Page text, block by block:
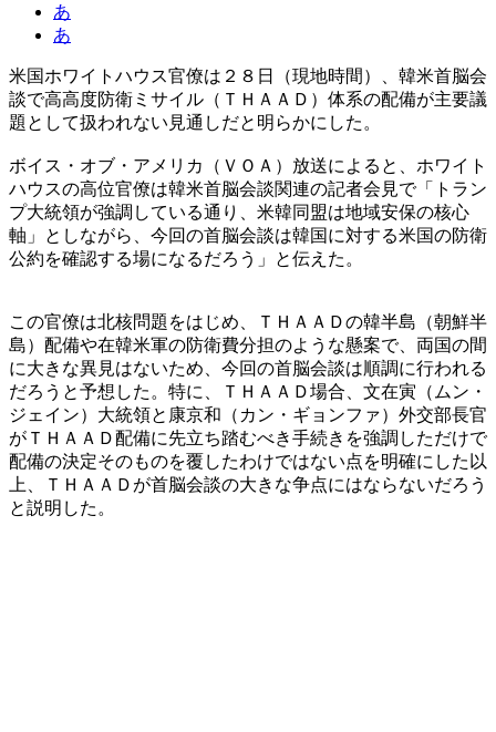
あ
あ
米国ホワイトハウス官僚は２８日（現地時間）、韓米首脳会
談で高高度防衛ミサイル（ＴＨＡＡＤ）体系の配備が主要議
題として扱われない見通しだと明らかにした。
ボイス・オブ・アメリカ（ＶＯＡ）放送によると、ホワイト
ハウスの高位官僚は韓米首脳会談関連の記者会見で「トラン
プ大統領が強調している通り、米韓同盟は地域安保の核心
軸」としながら、今回の首脳会談は韓国に対する米国の防衛
公約を確認する場になるだろう」と伝えた。
この官僚は北核問題をはじめ、ＴＨＡＡＤの韓半島（朝鮮半
島）配備や在韓米軍の防衛費分担のような懸案で、両国の間
に大きな異見はないため、今回の首脳会談は順調に行われる
だろうと予想した。特に、ＴＨＡＡＤ場合、文在寅（ムン・
ジェイン）大統領と康京和（カン・ギョンファ）外交部長官
がＴＨＡＡＤ配備に先立ち踏むべき手続きを強調しただけで
配備の決定そのものを覆したわけではない点を明確にした以
上、ＴＨＡＡＤが首脳会談の大きな争点にはならないだろう
と説明した。